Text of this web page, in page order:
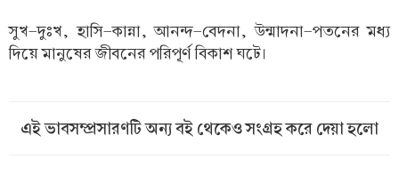
সুখ-দুঃখ, হাসি-কান্না, আনন্দ-বেদনা, উন্মাদনা-পতনের মধ্য
দিয়ে মানুষের জীবনের পরিপূর্ণ বিকাশ ঘটে।
এই ভাবসম্প্রসারণটি অন্য বই থেকেও সংগ্রহ করে দেয়া হলো